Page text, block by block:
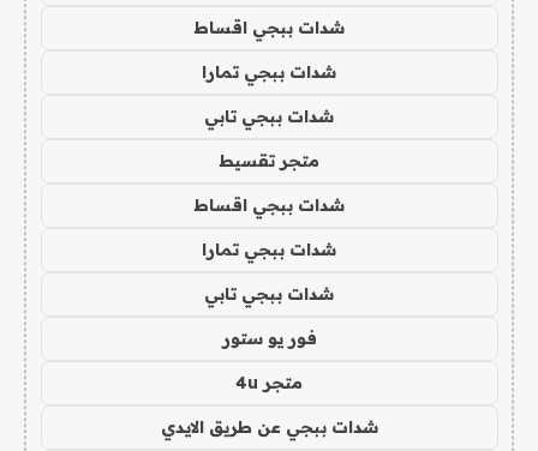
شدات ببجي اقساط
شدات ببجي تمارا
شدات ببجي تابي
متجر تقسيط
شدات ببجي اقساط
شدات ببجي تمارا
شدات ببجي تابي
فور يو ستور
متجر 4u
شدات ببجي عن طريق الايدي